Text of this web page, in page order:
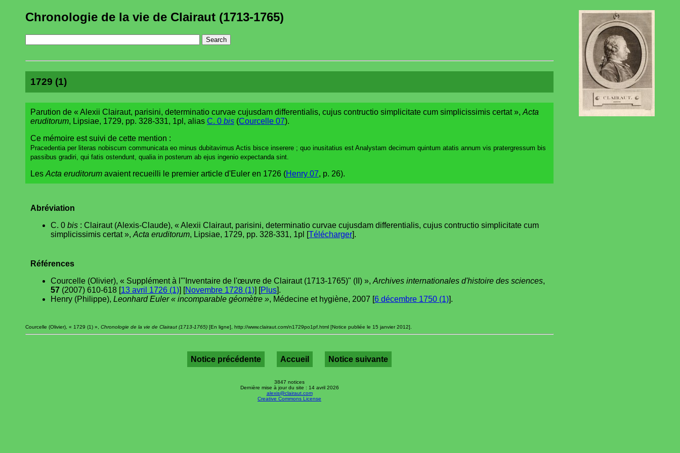
Chronologie de la vie de Clairaut (1713-1765)
1729 (1)
Parution de « Alexii Clairaut, parisini, determinatio curvae cujusdam differentialis, cujus contructio simplicitate cum simplicissimis certat », Acta
eruditorum, Lipsiae, 1729, pp. 328-331, 1pl, alias C. 0 bis (Courcelle 07).
Ce mémoire est suivi de cette mention :
Pracedentia per literas nobiscum communicata eo minus dubitavimus Actis bisce inserere ; quo inusitatius est Analystam decimum quintum atatis annum vis pratergressum bis
passibus gradiri, qui fatis ostendunt, qualia in posterum ab ejus ingenio expectanda sint.
Les Acta eruditorum avaient recueilli le premier article d'Euler en 1726 (Henry 07, p. 26).
Abréviation
C. 0 bis : Clairaut (Alexis-Claude), « Alexii Clairaut, parisini, determinatio curvae cujusdam differentialis, cujus contructio simplicitate cum
simplicissimis certat », Acta eruditorum, Lipsiae, 1729, pp. 328-331, 1pl [Télécharger].
Références
Courcelle (Olivier), « Supplément à l'"Inventaire de l'œuvre de Clairaut (1713-1765)" (II) », Archives internationales d'histoire des sciences,
57 (2007) 610-618 [13 avril 1726 (1)] [Novembre 1728 (1)] [Plus].
Henry (Philippe), Leonhard Euler « incomparable géomètre », Médecine et hygiène, 2007 [6 décembre 1750 (1)].
Courcelle (Olivier), « 1729 (1) », Chronologie de la vie de Clairaut (1713-1765) [En ligne], http://www.clairaut.com/n1729po1pf.html [Notice publiée le 15 janvier 2012].
Notice précédente Accueil Notice suivante
3847 notices
Dernière mise à jour du site : 14 avril 2026
alexis@clairaut.com
Creative Commons License